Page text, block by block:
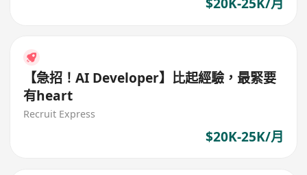
$20K-25K/月
【急招！AI Developer】比起經驗，最緊要
有heart
Recruit Express
$20K-25K/月